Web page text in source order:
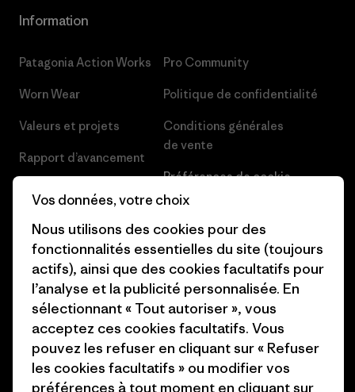
Information
Patagonia Action Works
Worn Wear
Valeurs et projets
Rapport d’avancement
Objectifs climatiques
1% For The Planet
Comment nous
finançons
Cartes cadeaux
Nos magasins
Pro Community
Politique de confidentialité
Conditions générales
de vente
Préférences de cookie
Carrières
Presse et media
Industry program
Programme d’affiliation
Patagonia Belgique Plan du
site
Vos données, votre choix
Nous utilisons des cookies pour des
fonctionnalités essentielles du site (toujours
actifs), ainsi que des cookies facultatifs pour
l’analyse et la publicité personnalisée. En
sélectionnant « Tout autoriser », vous
acceptez ces cookies facultatifs. Vous
pouvez les refuser en cliquant sur « Refuser
les cookies facultatifs » ou modifier vos
préférences à tout moment en cliquant sur